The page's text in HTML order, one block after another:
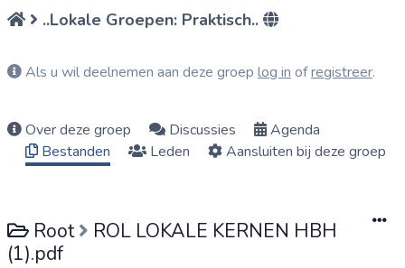
..Lokale Groepen: Praktisch..
Als u wil deelnemen aan deze groep log in ofregistreer.
Over deze groep Discussies
Agenda
Bestanden
Leden Aansluiten bij deze groep
Root
ROL LOKALE KERNEN HBH
(1).pdf